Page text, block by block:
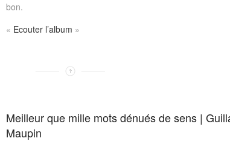
bon.
« Ecouter l’album »
Meilleur que mille mots dénués de sens |
Maupin